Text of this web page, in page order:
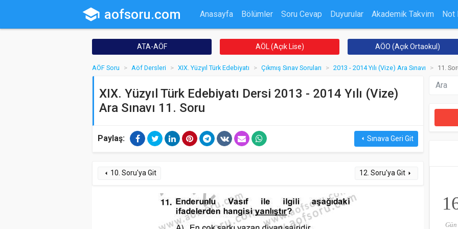
school aofsoru.com Anasayfa Bölümler Soru Cevap Duyurular Akademik Takvim Not
ATA-AÖF AÖL (Açık Lise) AÖO (Açık Ortaokul)
AÖF Soru Aöf Dersleri XIX. Yüzyıl Türk Edebiyatı Çıkmış Sınav Soruları 2013 - 2014 Yılı (Vize) Ara Sınavı 11.
XIX. Yüzyıl Türk Edebiyatı Dersi 2013 - 2014 Yılı (Vize)
Ara Sınavı 11. Soru
Paylaş: arrow_leftSınava Geri Git
arrow_left 10. Soru'ya Git 12. Soru'ya Git arrow_right
Gün